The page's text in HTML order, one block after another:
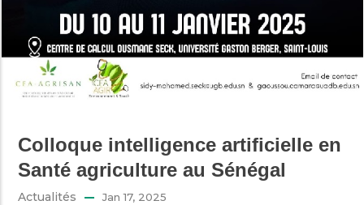
Colloque intelligence artificielle en
Santé agriculture au Sénégal
Actualités Jan 17, 2025